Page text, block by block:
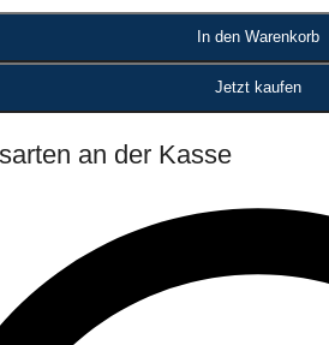
In den Warenkorb
Jetzt kaufen
an der Kasse